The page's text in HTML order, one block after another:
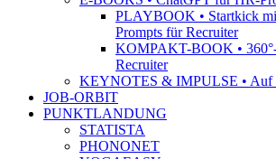
PLAYBOOK • Startkick
Prompts für Recruiter
KOMPAKT-BOOK •
Recruiter
KEYNOTES & IMPULSE • Auf
JOB-ORBIT
PUNKTLANDUNG
STATISTA
PHONONET